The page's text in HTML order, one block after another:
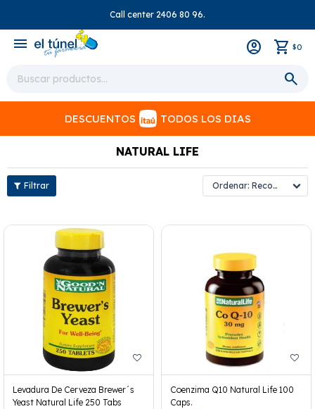
Call center 2406 80 96.
menu $0
DESCUENTOS TODOS LOS DIAS
NATURAL LIFE
Recomendados
Levadura De Cerveza Brewer´s
Yeast Natural Life 250 Tabs
Coenzima Q10 Natural Life 100
Caps.
close